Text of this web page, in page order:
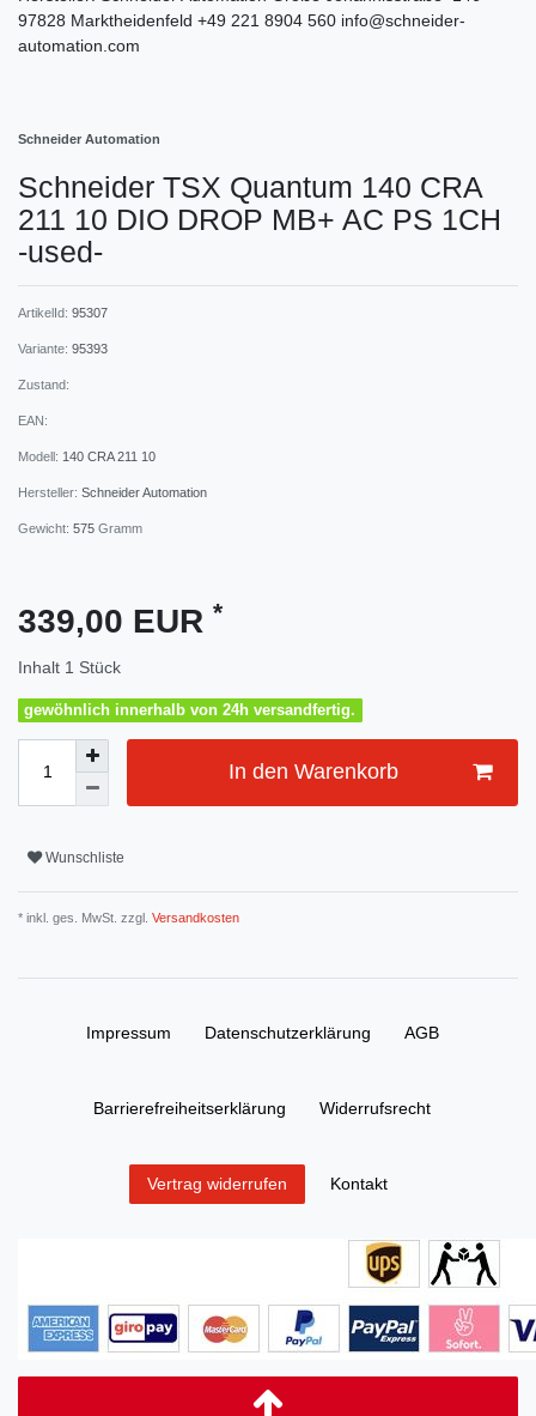
97828 Marktheidenfeld +49 221 8904 560 info@schneider-
automation.com
Schneider Automation
Schneider TSX Quantum 140 CRA
211 10 DIO DROP MB+ AC PS 1CH
-used-
ArtikelId: 95307
Variante: 95393
Zustand:
EAN:
Modell: 140 CRA 211 10
Hersteller: Schneider Automation
Gewicht: 575 Gramm
339,00 EUR *
Inhalt 1 Stück
gewöhnlich innerhalb von 24h versandfertig.
In den Warenkorb
Wunschliste
* inkl. ges. MwSt. zzgl. Versandkosten
Impressum Daten­schutz­erklärung AGB
Barrierefreiheitserklärung Widerrufs­recht
Vertrag widerrufen Kontakt